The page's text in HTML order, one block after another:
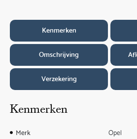
Kenmerken
Omschrijving
Verzekering
Kenmerken
Merk
Opel